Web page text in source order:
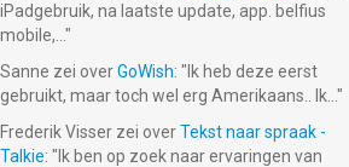
City Hotel
Management
Gratis!
Tycoon Chef
Fever:
World Sim 2
Gratis!
Tycoon Chef
Fever: World
Gratis!
iPadgebruik, na laatste update, app. belfius
mobile,... "
Sanne zei overGoWish: " Ik heb deze eerst
gebruikt, maar toch wel erg Amerikaans.. Ik... "
Frederik Visser zei overTekst naar spraak -
Talkie: " Ik ben op zoek naar ervaringen van